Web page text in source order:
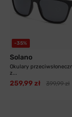
-35%
Solano
Okulary
z...
259,99 zł 399,99 zł